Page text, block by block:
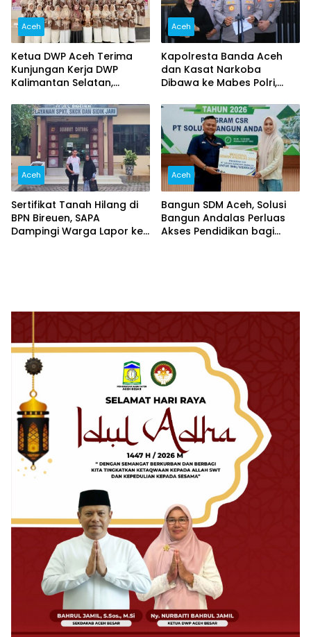
Aceh
Ketua DWP Aceh Terima
Kunjungan Kerja DWP
Kalimantan Selatan,
Kolaborasi
Aceh
Kapolresta Banda Aceh
dan Kasat Narkoba
Dibawa ke Mabes Polri,
Berjalan Profesional dan
Transparan
Aceh
Sertifikat Tanah Hilang di
BPN Bireuen, SAPA
Dampingi Warga Lapor ke
Aceh
Bangun SDM Aceh, Solusi
Bangun Andalas Perluas
Akses Pendidikan bagi